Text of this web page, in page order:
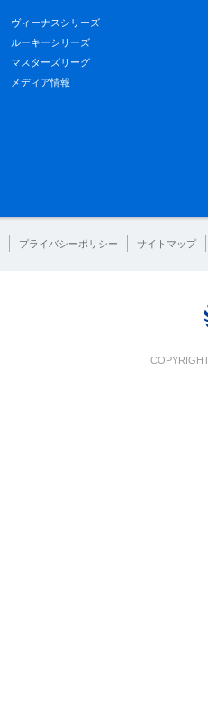
ヴィーナスシリーズ
ルーキーシリーズ
マスターズリーグ
メディア情報
プライバシーポリシー サイトマップ